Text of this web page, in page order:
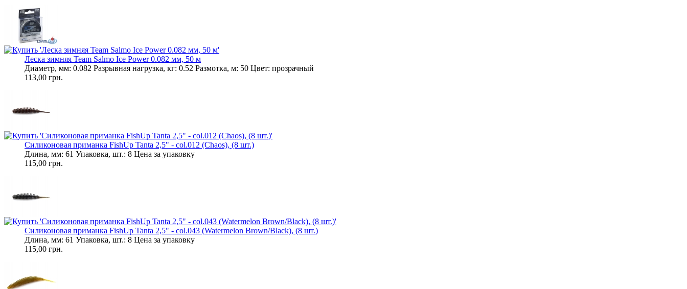
Леска зимняя Team Salmo Ice Power 0.082 мм, 50 м
Диаметр, мм: 0.082 Разрывная нагрузка, кг: 0.52 Размотка, м: 50 Цвет: прозрачный
113,00 грн.
Силиконовая приманка FishUp Tanta 2,5" - col.012 (Chaos), (8 шт.)
Длина, мм: 61 Упаковка, шт.: 8 Цена за упаковку
115,00 грн.
Силиконовая приманка FishUp Tanta 2,5" - col.043 (Watermelon Brown/Black), (8 шт.)
Длина, мм: 61 Упаковка, шт.: 8 Цена за упаковку
115,00 грн.